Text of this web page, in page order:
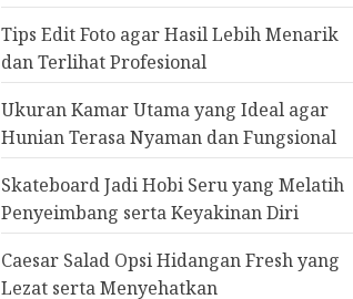
Tips Edit Foto agar Hasil Lebih Menarik
dan Terlihat Profesional
Ukuran Kamar Utama yang Ideal agar
Hunian Terasa Nyaman dan Fungsional
Skateboard Jadi Hobi Seru yang Melatih
Penyeimbang serta Keyakinan Diri
Caesar Salad Opsi Hidangan Fresh yang
Lezat serta Menyehatkan